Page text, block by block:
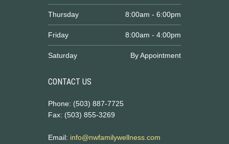
Thursday 8:00am - 6:00pm
Friday 8:00am - 4:00pm
Saturday By Appointment
CONTACT US
Phone: (503) 887-7725
Fax: (503) 855-3269
Email: info@nwfamilywellness.com